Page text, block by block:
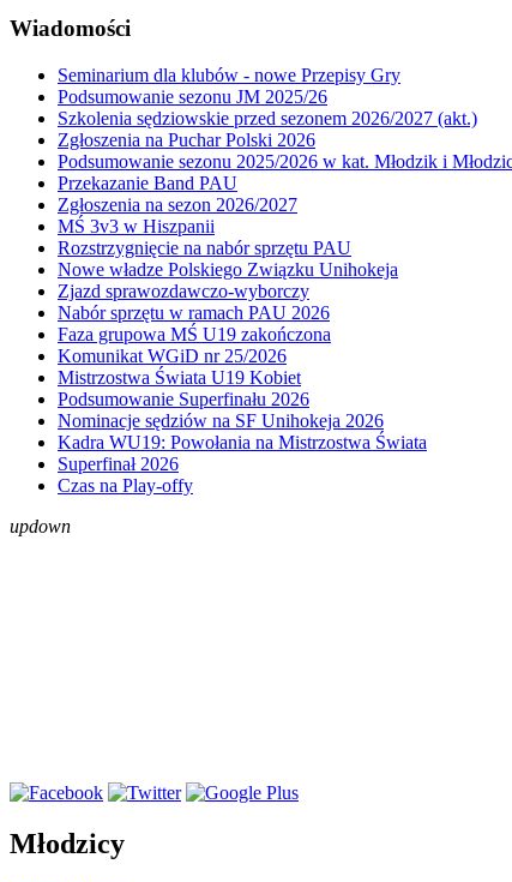
Wiadomości
Seminarium dla klubów - nowe Przepisy Gry
Podsumowanie sezonu JM 2025/26
Szkolenia sędziowskie przed sezonem 2026/2027 (akt.)
Zgłoszenia na Puchar Polski 2026
Podsumowanie sezonu 2025/2026 w kat. Młodzik i
Przekazanie Band PAU
Zgłoszenia na sezon 2026/2027
MŚ 3v3 w Hiszpanii
Rozstrzygnięcie na nabór sprzętu PAU
Nowe władze Polskiego Związku Unihokeja
Zjazd sprawozdawczo-wyborczy
Nabór sprzętu w ramach PAU 2026
Faza grupowa MŚ U19 zakończona
Komunikat WGiD nr 25/2026
Mistrzostwa Świata U19 Kobiet
Podsumowanie Superfinału 2026
Nominacje sędziów na SF Unihokeja 2026
Kadra WU19: Powołania na Mistrzostwa Świata
Superfinał 2026
Czas na Play-offy
updown
Młodzicy